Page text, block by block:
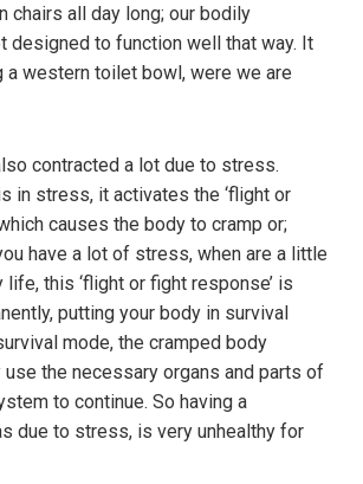
chairs all day long; our bodily
designed to function well that way. It
a western toilet bowl, were we are
contracted a lot due to stress.
in stress, it activates the ‘flight or
causes the body to cramp or;
have a lot of stress, when are a little
this ‘flight or fight response’ is
putting your body in survival
mode, the cramped body
the necessary organs and parts of
to continue. So having a
due to stress, is very unhealthy for